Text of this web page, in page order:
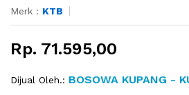
Merk : KTB
Rp. 71.595,00
Dijual Oleh.: BOSOWA KUPANG -